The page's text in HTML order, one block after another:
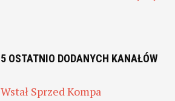
5 OSTATNIO DODANYCH KANAŁÓW
Wstał Sprzed Kompa